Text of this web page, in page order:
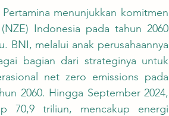
Indonesia pada tahun 2060
BNI, melalui anak perusahaannya
bagian dari strateginya untuk
net zero emissions pada
2060. Hingga September 2024,
70,9 triliun, mencakup energi